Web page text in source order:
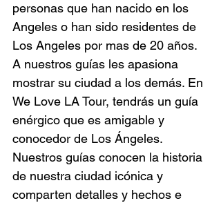
personas que han nacido en los
Angeles o han sido residentes de
Los Angeles por mas de 20 años.
A nuestros guías les apasiona
mostrar su ciudad a los demás. En
We Love LA Tour, tendrás un guía
enérgico que es amigable y
conocedor de Los Ángeles.
Nuestros guías conocen la historia
de nuestra ciudad icónica y
comparten detalles y hechos e